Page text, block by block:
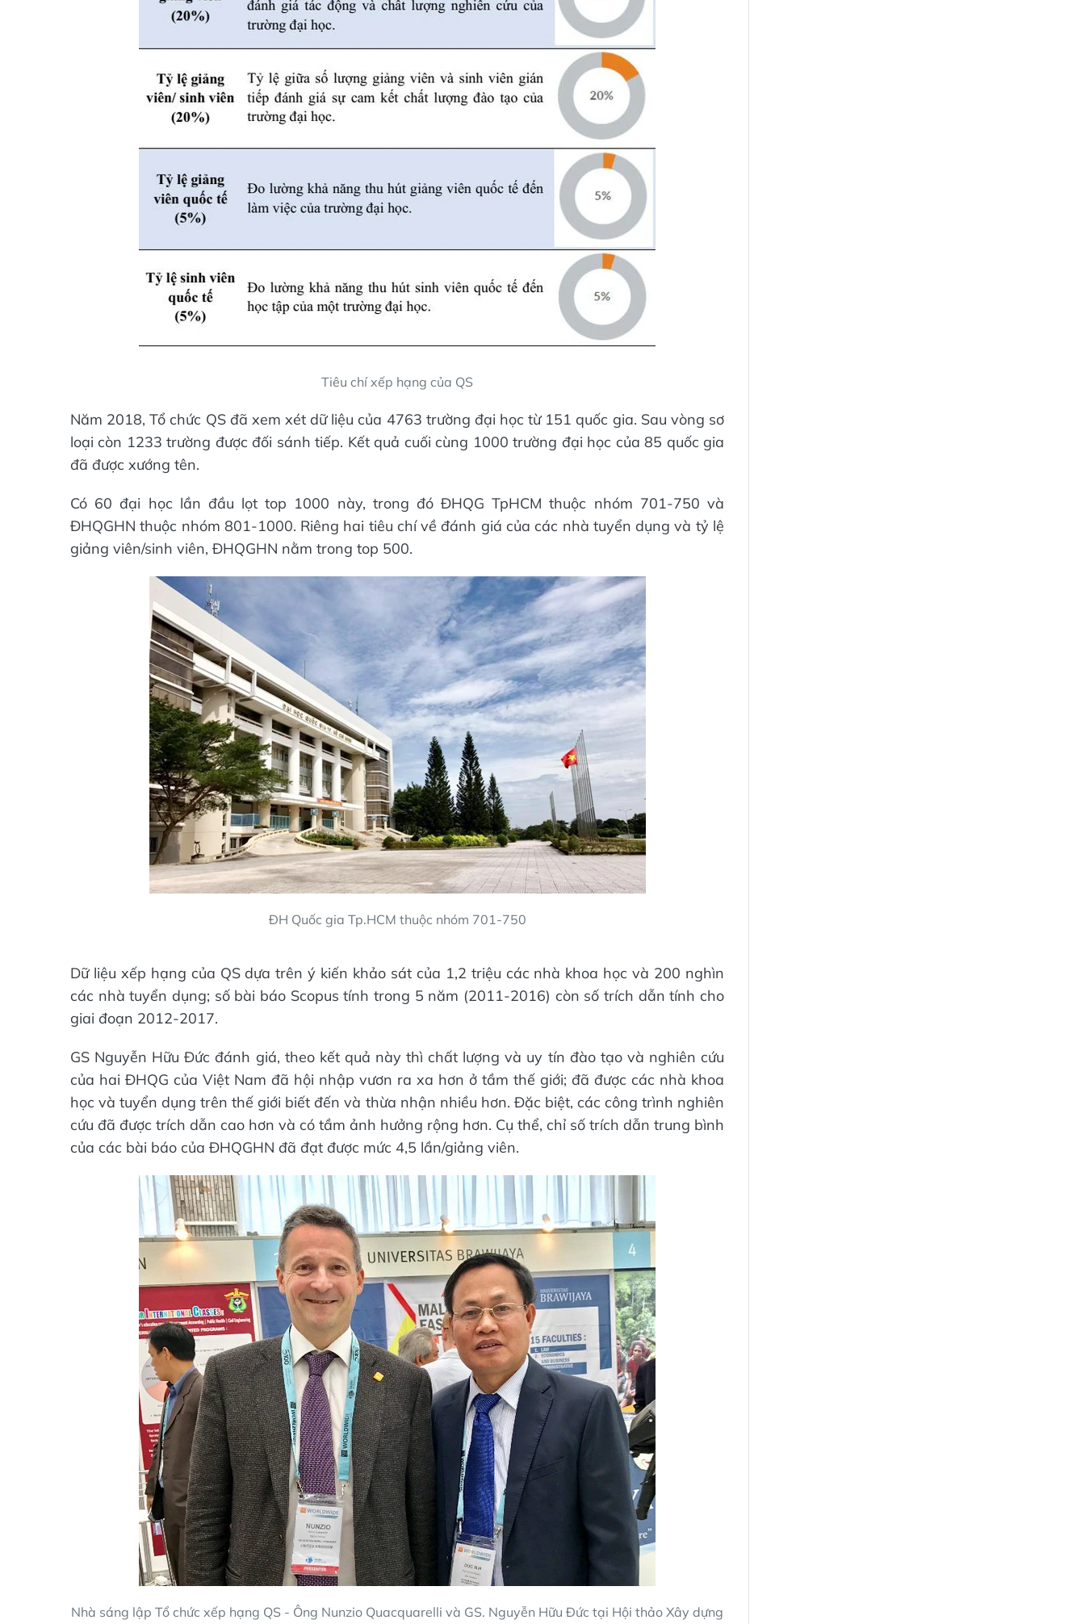
Tiêu chí xếp hạng của QS
Năm 2018, Tổ chức QS đã xem xét dữ liệu của 4763 trường đại học từ 151 quốc gia. Sau vòng sơ
loại còn 1233 trường được đối sánh tiếp. Kết quả cuối cùng 1000 trường đại học của 85 quốc gia
đã được xướng tên.
Có 60 đại học lần đầu lọt top 1000 này, trong đó ĐHQG TpHCM thuộc nhóm 701-750 và
ĐHQGHN thuộc nhóm 801-1000. Riêng hai tiêu chí về đánh giá của các nhà tuyển dụng và tỷ lệ
giảng viên/sinh viên, ĐHQGHN nằm trong top 500.
ĐH Quốc gia Tp.HCM thuộc nhóm 701-750
Dữ liệu xếp hạng của QS dựa trên ý kiến khảo sát của 1,2 triệu các nhà khoa học và 200 nghìn
các nhà tuyển dụng; số bài báo Scopus tính trong 5 năm (2011-2016) còn số trích dẫn tính cho
giai đoạn 2012-2017.
GS Nguyễn Hữu Đức đánh giá, theo kết quả này thì chất lượng và uy tín đào tạo và nghiên cứu
của hai ĐHQG của Việt Nam đã hội nhập vươn ra xa hơn ở tầm thế giới; đã được các nhà khoa
học và tuyển dụng trên thế giới biết đến và thừa nhận nhiều hơn. Đặc biệt, các công trình nghiên
cứu đã được trích dẫn cao hơn và có tầm ảnh hưởng rộng hơn. Cụ thể, chỉ số trích dẫn trung bình
của các bài báo của ĐHQGHN đã đạt được mức 4,5 lần/giảng viên.
Nhà sáng lập Tổ chức xếp hạng QS - Ông Nunzio Quacquarelli và GS. Nguyễn Hữu Đức tại Hội thảo Xây dựng